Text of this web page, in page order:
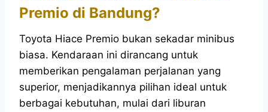
Premio di Bandung?
Toyota Hiace Premio bukan sekadar minibus
biasa. Kendaraan ini dirancang untuk
memberikan pengalaman perjalanan yang
superior, menjadikannya pilihan ideal untuk
berbagai kebutuhan, mulai dari liburan